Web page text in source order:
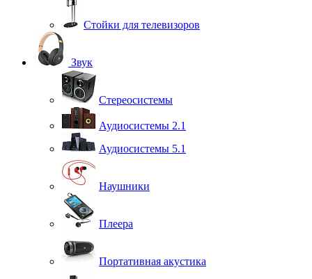
Стойки для телевизоров
Звук
Стереосистемы
Аудиосистемы 2.1
Аудиосистемы 5.1
Наушники
Плеера
Портативная акустика